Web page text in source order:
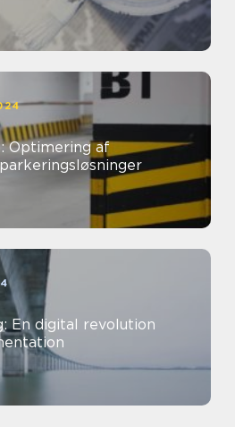
Optimering af
En digital revolution